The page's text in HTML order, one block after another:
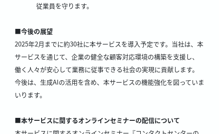
従業員を守ります。
■今後の展望
2025年2月までに約30社に本サービスを導入予定です。当社は、本
サービスを通じて、企業の健全な顧客対応環境の構築を支援し、
働く人々が安心して業務に従事できる社会の実現に貢献します。
今後は、生成AIの活用を含め、本サービスの機能強化を図っていま
いります。
■本サービスに関するオンラインセミナーの配信について